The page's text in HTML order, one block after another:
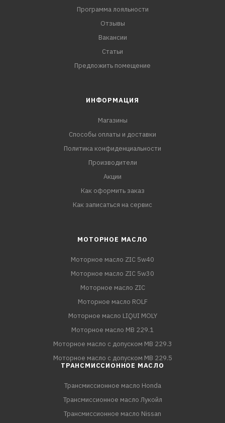
Программа лояльности
Отзывы
Вакансии
Статьи
Предложить помещение
ИНФОРМАЦИЯ
Магазины
Способы оплаты и доставки
Политика конфиденциальности
Производители
Акции
Как оформить заказ
Как записаться на сервис
МОТОРНОЕ МАСЛО
Моторное масло ZIC 5w40
Моторное масло ZIC 5w30
Моторное масло ZIC
Моторное масло ROLF
Моторное масло LIQUI MOLY
Моторное масло MB 229.1
Моторное масло с допуском MB 229.3
Моторное масло с допуском MB 229.5
ТРАНСМИССИОННОЕ МАСЛО
Трансмиссионное масло Honda
Трансмиссионное масло Лукойл
Трансмиссионное масло Nissan